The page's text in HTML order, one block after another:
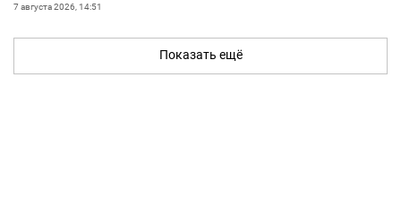
7 августа 2026, 14:51
Показать ещё